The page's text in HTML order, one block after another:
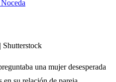
Shutterstock
una mujer desesperada